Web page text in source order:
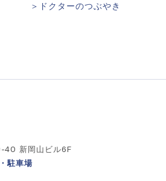
＞ドクターのつぶやき
40 新岡山ビル6F
駐車場